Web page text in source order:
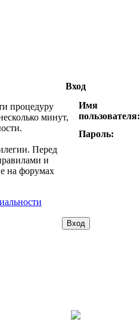
Вход
процедуру
минут,
Перед
и
на форумах
Имя
пользователя:
Пароль: